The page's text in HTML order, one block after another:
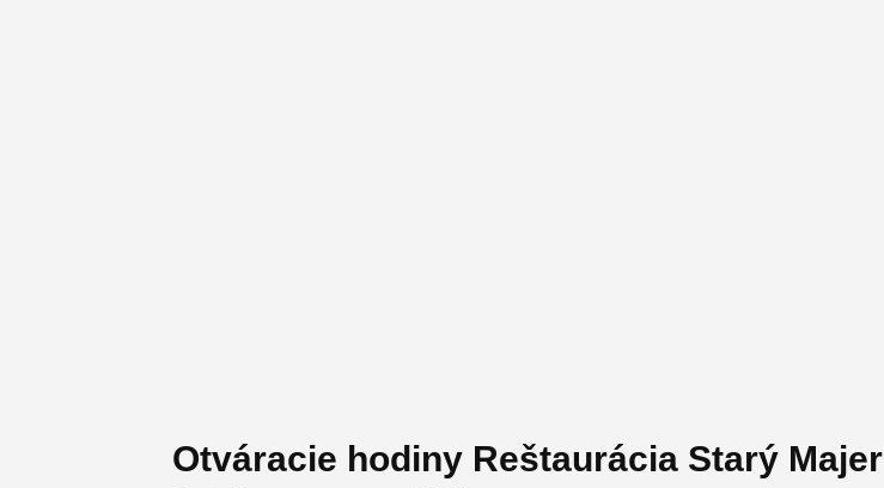
Otváracie hodiny Reštaurácia Starý Majer